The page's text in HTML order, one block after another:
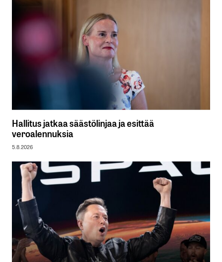
Hallitus jatkaa säästölinjaa ja esittää
veroalennuksia
5.8.2026